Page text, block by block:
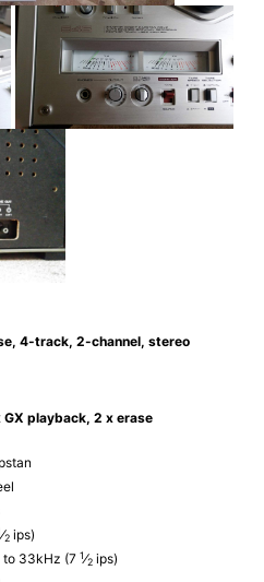
4-track, 2-channel, stereo
playback, 2 x erase
⁄2 ips)
to 33kHz (7 1⁄2 ips)